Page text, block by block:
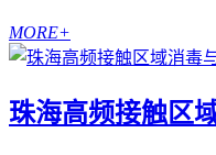
MORE+
珠海高频接触区